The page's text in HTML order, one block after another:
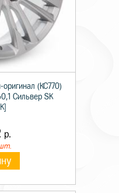
(КС770)
Сильвер SK
р.